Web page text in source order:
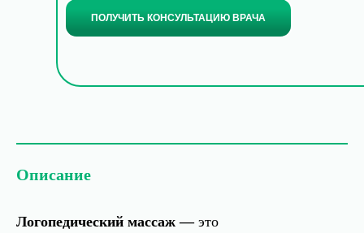
ПОЛУЧИТЬ КОНСУЛЬТАЦИЮ ВРАЧА
Описание
Логопедический массаж —это